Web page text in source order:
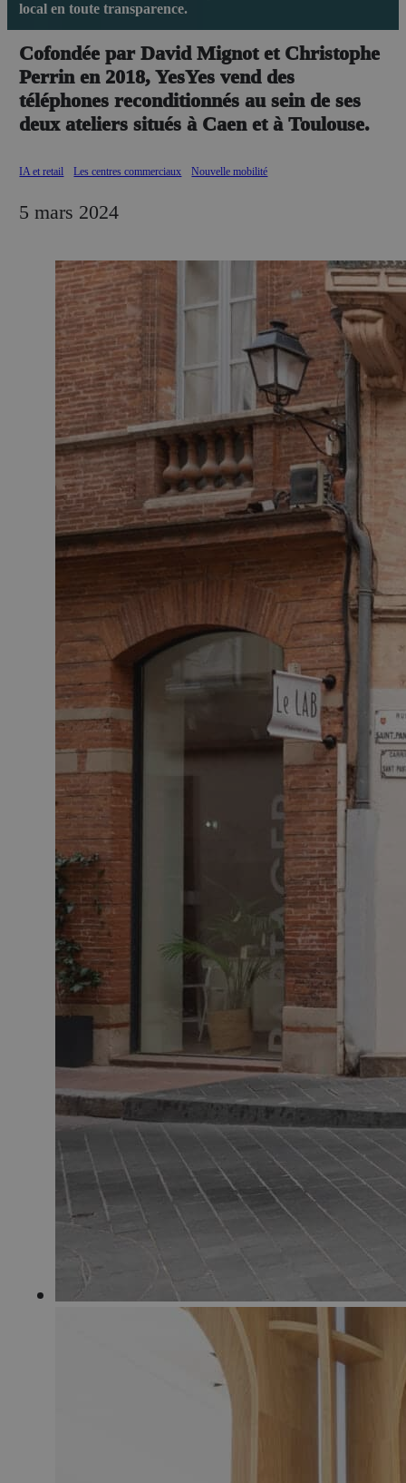
local en toute transparence.
Cofondée par David Mignot et Christophe
Perrin en 2018, YesYes vend des
téléphones reconditionnés au sein de ses
deux ateliers situés à Caen et à Toulouse.
IA et retail Les centres commerciaux Nouvelle mobilité
5 mars 2024